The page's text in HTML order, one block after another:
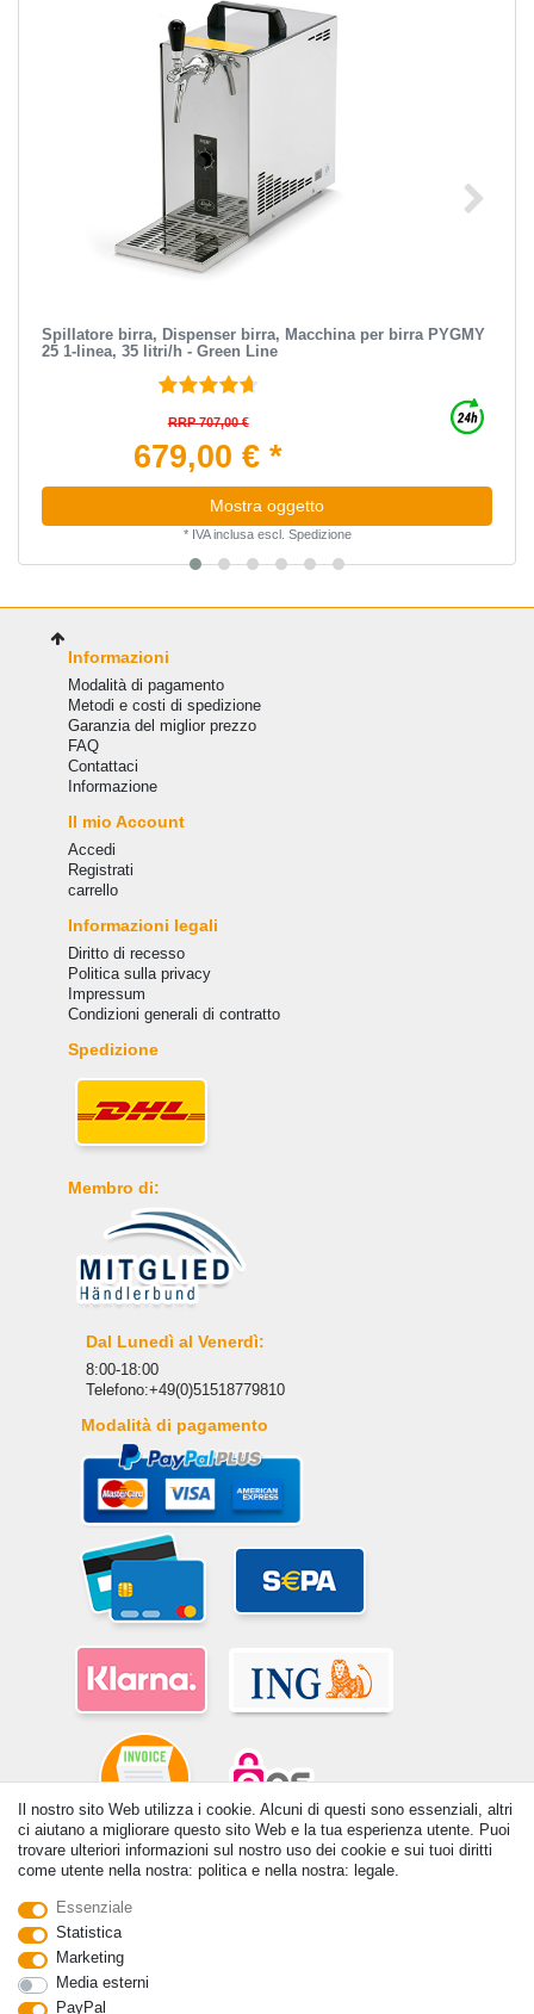
Spillatore birra, Dispenser birra, Macchina per birra PYGMY
25 1-linea, 35 litri/h - Green Line
RRP 707,00 €
679,00 € *
Mostra oggetto
* IVA inclusaescl. Spedizione
Il nostro sito Web utilizza i cookie. Alcuni di questi sono essenziali, altri
ci aiutano a migliorare questo sito Web e la tua esperienza utente. Puoi
trovare ulteriori informazioni sul nostro uso dei cookie e sui tuoi diritti
come utente nella nostra: politica e nella nostra: legale.
Essenziale
Statistica
Marketing
Media esterni
PayPal
Informazioni
Modalità di pagamento
Metodi e costi di spedizione
Garanzia del miglior prezzo
FAQ
Сontattaci
Informazione
Il mio Account
Accedi
Registrati
carrello
Informazioni legali
Diritto di recesso
Politica sulla privacy
Impressum
Condizioni generali di contratto
Spedizione
Membro di:
Dal Lunedì al Venerdì:
8:00-18:00
Telefono:+49(0)51518779810
Modalità di pagamento
© Copyright 2026 | Tutti i diritti riservati. - Tutti i diritti riservati. Prezzi
articolo | *Si applica alle consegne in Italia!
Withdraw from contract here